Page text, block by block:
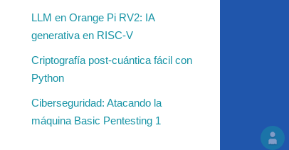
LLM en Orange Pi RV2: IA
generativa en RISC-V
Criptografía post-cuántica fácil con
Python
Ciberseguridad: Atacando la
máquina Basic Pentesting 1